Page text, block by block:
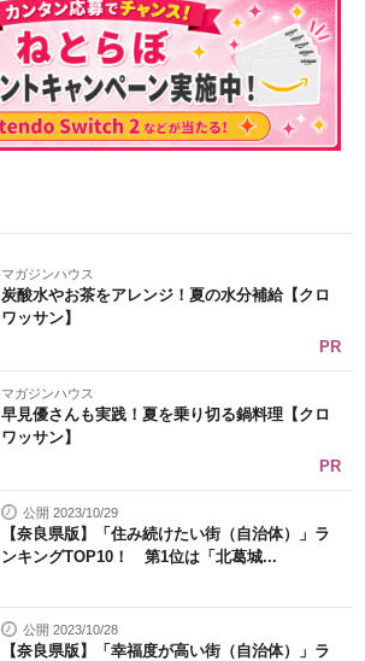
マガジンハウス
炭酸水やお茶をアレンジ！夏の水分補給【クロ
ワッサン】
PR
マガジンハウス
早見優さんも実践！夏を乗り切る鍋料理【クロ
ワッサン】
PR
公開 2023/10/29
【奈良県版】「住み続けたい街（自治体）」ラ
ンキングTOP10！ 第1位は「北葛城...
公開 2023/10/28
【奈良県版】「幸福度が高い街（自治体）」ラ